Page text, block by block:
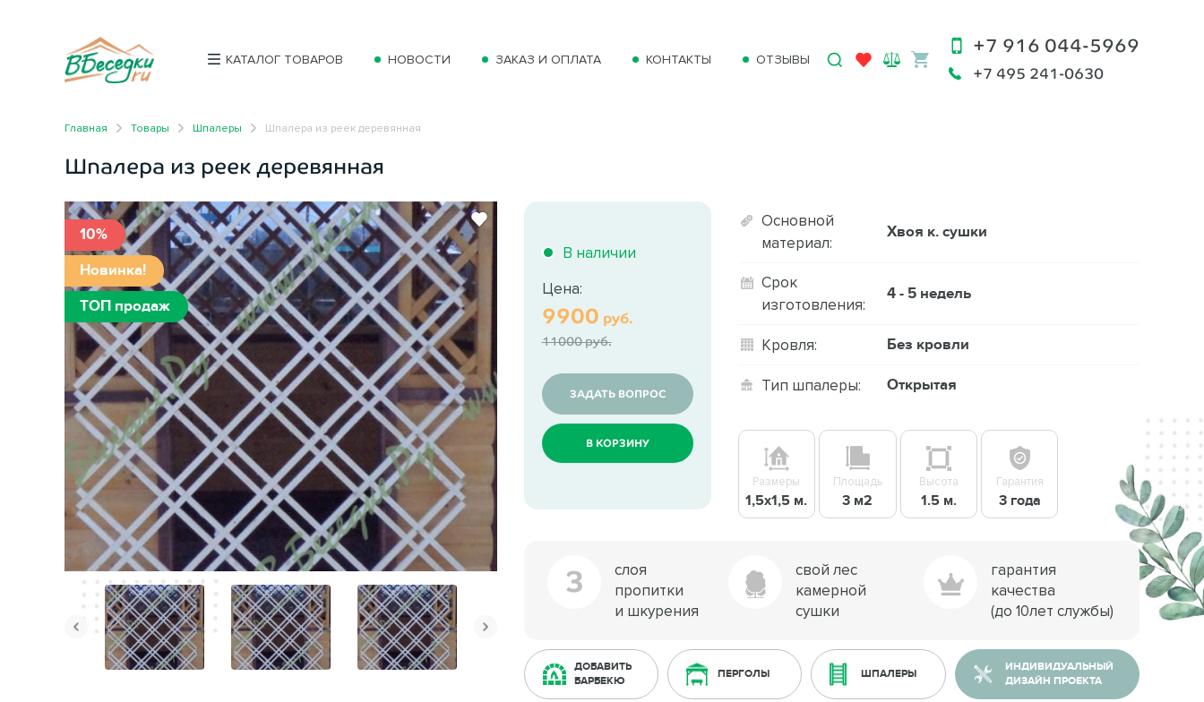
КАТАЛОГ ТОВАРОВ НОВОСТИ ЗАКАЗ И ОПЛАТА КОНТАКТЫ ОТЗЫВЫ
+7 916 044-5969
+7 495 241-0630
Главная Товары Шпалеры Шпалера из реек деревянная
Шпалера из реек деревянная
10%
Новинка!
ТОП продаж
В наличии
Цена:
9900 руб.
11000 руб.
ЗАДАТЬ ВОПРОС
В КОРЗИНУ
Основной
материал:
Хвоя к. сушки
Срок
изготовления:
4 - 5 недель
Кровля: Без кровли
Тип шпалеры: Открытая
Размеры
1,5х1,5 м.
Площадь
3 м2
Высота
1.5 м.
Гарантия
3 года
3
слоя
пропитки
и шкурения
свой лес
камерной
сушки
гарантия
качества
(до 10лет службы)
ДОБАВИТЬ
БАРБЕКЮ
ПЕРГОЛЫ ШПАЛЕРЫ
ИНДИВИДУАЛЬНЫЙ
ДИЗАЙН ПРОЕКТА